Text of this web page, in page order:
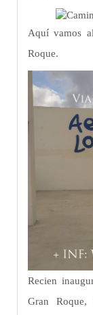
Aquí vamos
Roque.
Recien
Gran